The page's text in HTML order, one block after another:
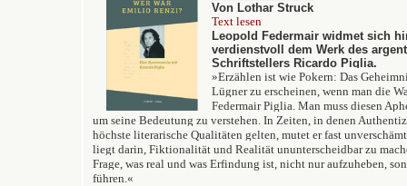
Von Lothar Struck
Text lesen
Leopold Federmair widmet sich
verdienstvoll dem Werk des
Schriftstellers Ricardo Piglia.
»Erzählen ist wie Pokern: Das
Lügner zu erscheinen, wenn man die
Federmair Piglia. Man muss diesen
um seine Bedeutung zu verstehen. In Zeiten, in denen
höchste literarische Qualitäten gelten, mutet er fast
liegt darin, Fiktionalität und Realität ununterscheidbar zu
Frage, was real und was Erfindung ist, nicht nur aufzuheben,
führen.«